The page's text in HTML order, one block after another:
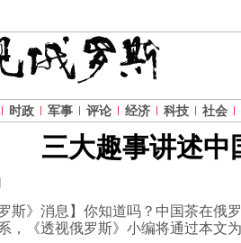
时政 军事 评论 经济 科技 社会
三大趣事讲述中
罗斯》消息】你知道吗？中国茶在俄
，《透视俄罗斯》小编将通过本文